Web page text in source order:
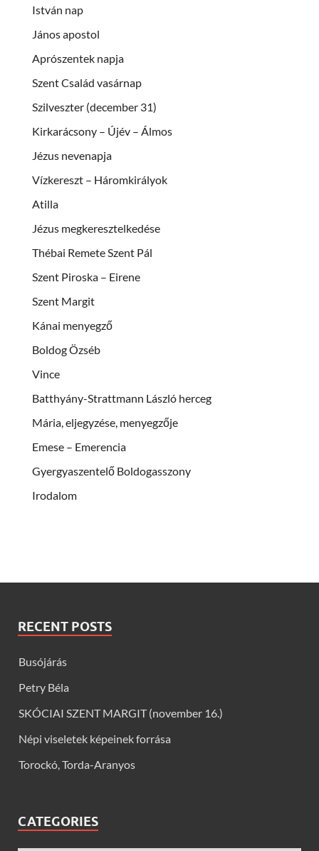
István nap
János apostol
Aprószentek napja
Szent Család vasárnap
Szilveszter (december 31)
Kirkarácsony – Újév – Álmos
Jézus nevenapja
Vízkereszt – Háromkirályok
Atilla
Jézus megkeresztelkedése
Thébai Remete Szent Pál
Szent Piroska – Eirene
Szent Margit
Kánai menyegző
Boldog Özséb
Vince
Batthyány-Strattmann László herceg
Mária, eljegyzése, menyegzője
Emese – Emerencia
Gyergyaszentelő Boldogasszony
Irodalom
RECENT POSTS
Busójárás
Petry Béla
SKÓCIAI SZENT MARGIT (november 16.)
Népi viseletek képeinek forrása
Torockó, Torda-Aranyos
CATEGORIES